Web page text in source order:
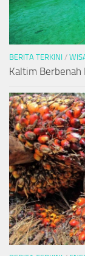
BERITA TERKINI /
Kaltim Berbenah